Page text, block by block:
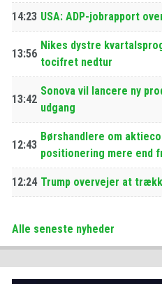
14:23 USA: ADP-jobrapport
13:56
Nikes dystre
tocifret nedtur
13:42
Sonova vil lancere ny
udgang
12:43
Børshandlere om
positionering mere end
12:24 Trump overvejer at
Alle seneste nyheder